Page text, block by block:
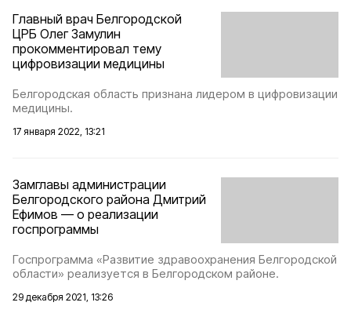
Главный врач Белгородской
ЦРБ Олег Замулин
прокомментировал тему
цифровизации медицины
Белгородская область признана лидером в цифровизации
медицины.
17 января 2022, 13:21
Замглавы администрации
Белгородского района Дмитрий
Ефимов — о реализации
госпрограммы
Госпрограмма «Развитие здравоохранения Белгородской
области» реализуется в Белгородском районе.
29 декабря 2021, 13:26